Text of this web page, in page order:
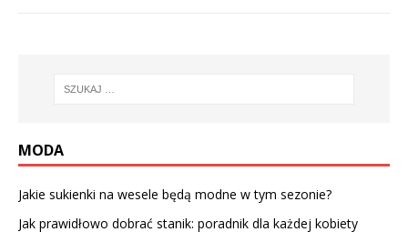
MODA
Jakie sukienki na wesele będą modne w tym sezonie?
Jak prawidłowo dobrać stanik: poradnik dla każdej kobiety